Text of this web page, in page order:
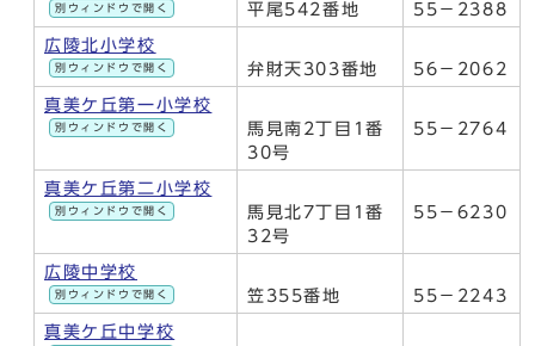
別ウィンドウで開く 平尾542番地 55－2388
広陵北小学校
別ウィンドウで開く 弁財天303番地 56－2062
真美ケ丘第一小学校
別ウィンドウで開く
馬見南2丁目1番
30号
55－2764
真美ケ丘第二小学校
別ウィンドウで開く
馬見北7丁目1番
32号
55－6230
広陵中学校
別ウィンドウで開く 笠355番地 55－2243
真美ケ丘中学校